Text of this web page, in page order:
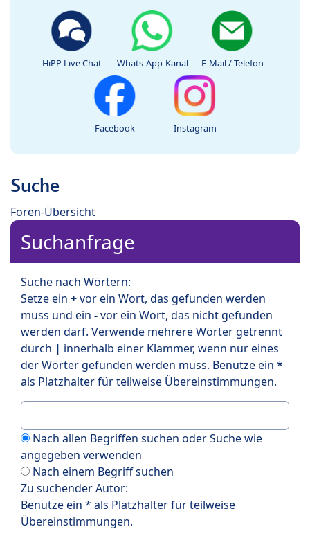
HiPP Live Chat Whats-App-Kanal E-Mail / Telefon
Facebook Instagram
Suche
Foren-Übersicht
Suchanfrage
Suche nach Wörtern:
Setze ein +vor ein Wort, das gefunden werden
muss und ein -vor ein Wort, das nicht gefunden
werden darf. Verwende mehrere Wörter getrennt
durch | innerhalb einer Klammer, wenn nur eines
der Wörter gefunden werden muss. Benutze ein *
als Platzhalter für teilweise Übereinstimmungen.
Nach allen Begriffen suchen oder Suche wie
angegeben verwenden
Nach einem Begriff suchen
Zu suchender Autor:
Benutze ein * als Platzhalter für teilweise
Übereinstimmungen.